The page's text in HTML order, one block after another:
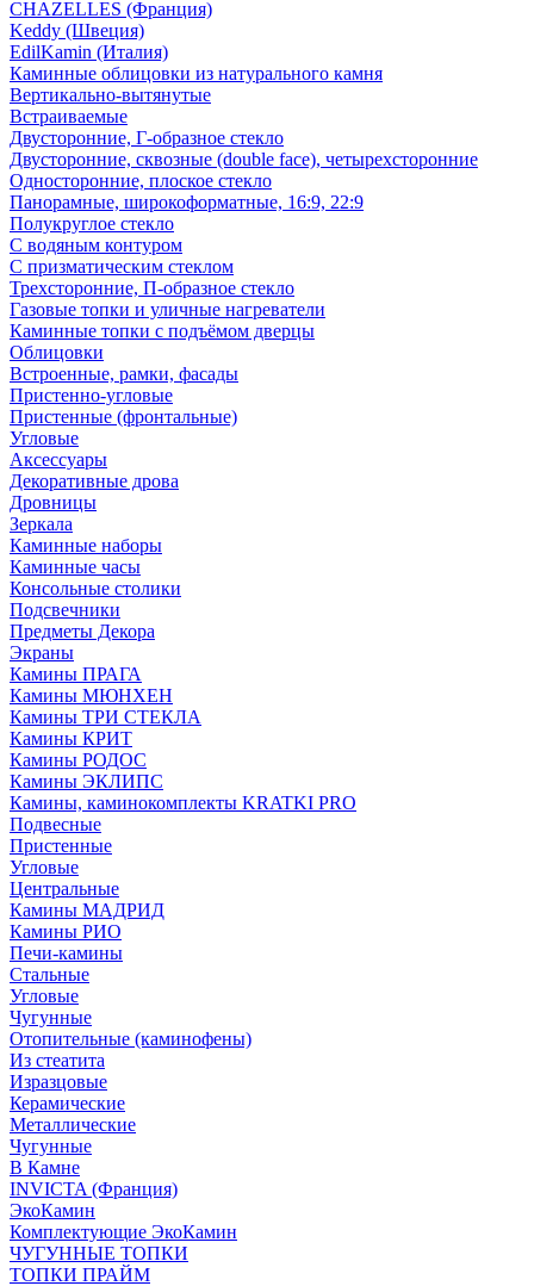
CHAZELLES (Франция)
Keddy (Швеция)
EdilKamin (Италия)
Каминные облицовки из натурального камня
Вертикально-вытянутые
Встраиваемые
Двусторонние, Г-образное стекло
Двусторонние, сквозные (double face), четырехсторонние
Односторонние, плоское стекло
Панорамные, широкоформатные, 16:9, 22:9
Полукруглое стекло
С водяным контуром
С призматическим стеклом
Трехсторонние, П-образное стекло
Газовые топки и уличные нагреватели
Каминные топки с подъёмом дверцы
Облицовки
Встроенные, рамки, фасады
Пристенно-угловые
Пристенные (фронтальные)
Угловые
Аксессуары
Декоративные дрова
Дровницы
Зеркала
Каминные наборы
Каминные часы
Консольные столики
Подсвечники
Предметы Декора
Экраны
Камины ПРАГА
Камины МЮНХЕН
Камины ТРИ СТЕКЛА
Камины КРИТ
Камины РОДОС
Камины ЭКЛИПС
Камины, каминокомплекты KRATKI PRO
Подвесные
Пристенные
Угловые
Центральные
Камины МАДРИД
Камины РИО
Печи-камины
Стальные
Угловые
Чугунные
Отопительные (каминофены)
Из стеатита
Изразцовые
Керамические
Металлические
Чугунные
В Камне
INVICTA (Франция)
ЭкоКамин
Комплектующие ЭкоКамин
ЧУГУННЫЕ ТОПКИ
ТОПКИ ПРАЙМ